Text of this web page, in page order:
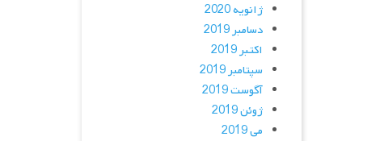
ژانویه 2020
دسامبر 2019
اکتبر 2019
سپتامبر 2019
آگوست 2019
ژوئن 2019
می 2019